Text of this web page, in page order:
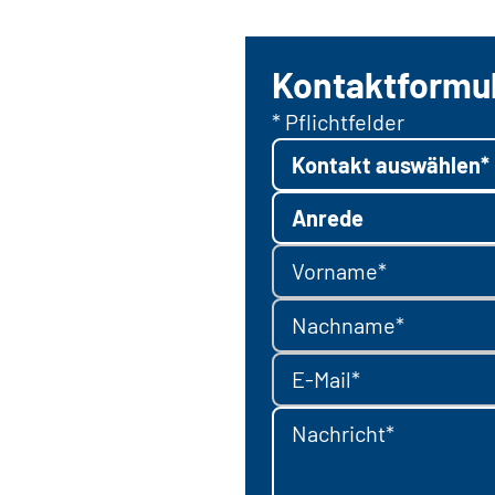
* Pflichtfelder
Kontakt auswählen*
Anrede
Vorname*
Nachname*
E-Mail*
Nachricht*